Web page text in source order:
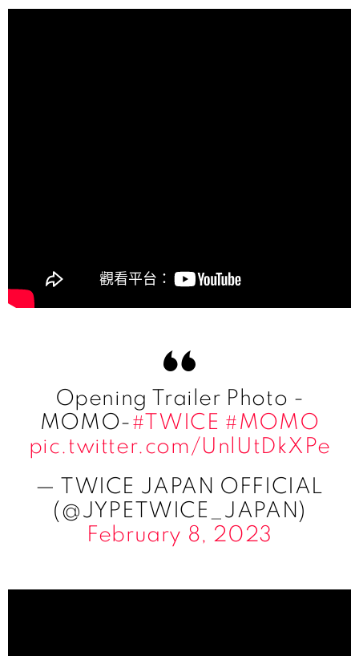
Opening Trailer Photo -
MOMO-#TWICE #MOMO
pic.twitter.com/UnlUtDkXPe
— TWICE JAPAN OFFICIAL
(@JYPETWICE_JAPAN)
February 8, 2023